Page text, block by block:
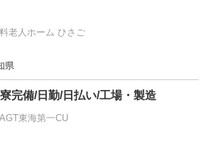
老人ホーム ひさご
県
完備/日勤/日払い/工場・製造
東海第一CU